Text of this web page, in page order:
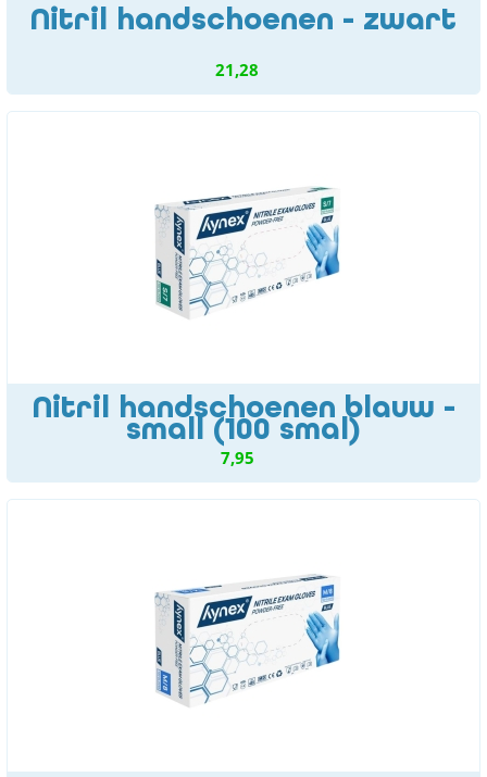
Nitril handschoenen - zwart
21,28
Nitril handschoenen blauw -
small (100 smal)
7,95